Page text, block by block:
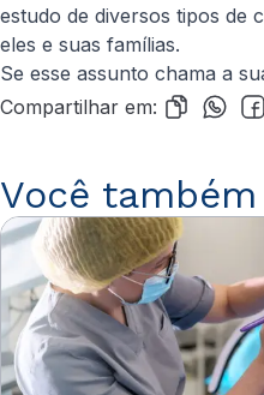
estudo de diversos tipos de
eles e suas famílias.
Se esse assunto chama a
Compartilhar em:
Você